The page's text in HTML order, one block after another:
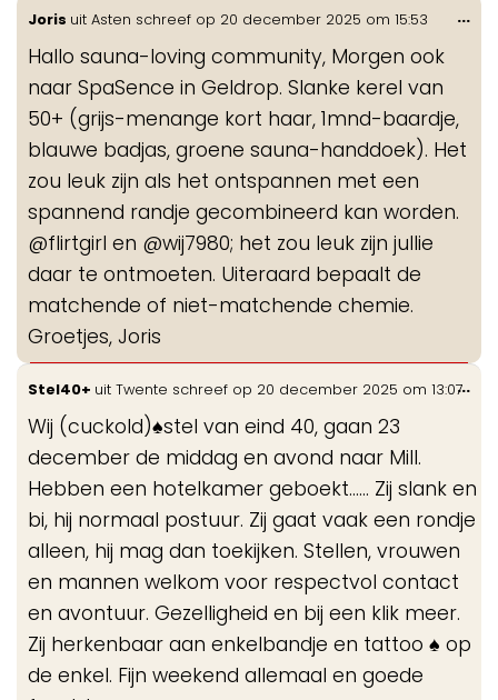
Joris uit Asten schreef op 20 december 2025 om 15:53
Hallo sauna-loving community, Morgen ook
naar SpaSence in Geldrop. Slanke kerel van
50+ (grijs-menange kort haar, 1mnd-baardje,
blauwe badjas, groene sauna-handdoek). Het
zou leuk zijn als het ontspannen met een
spannend randje gecombineerd kan worden.
@flirtgirl en @wij7980; het zou leuk zijn jullie
daar te ontmoeten. Uiteraard bepaalt de
matchende of niet-matchende chemie.
Groetjes, Joris
...
Stel40+ uit Twente schreef op 20 december 2025 om 13:07
Wij (cuckold)♠️stel van eind 40, gaan 23
december de middag en avond naar Mill.
Hebben een hotelkamer geboekt...... Zij slank en
bi, hij normaal postuur. Zij gaat vaak een rondje
alleen, hij mag dan toekijken. Stellen, vrouwen
en mannen welkom voor respectvol contact
en avontuur. Gezelligheid en bij een klik meer.
Zij herkenbaar aan enkelbandje en tattoo ♠️ op
de enkel. Fijn weekend allemaal en goede
...